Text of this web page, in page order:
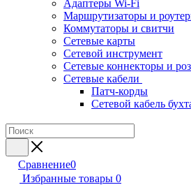
Адаптеры Wi-Fi
Маршрутизаторы и
Коммутаторы и свитчи
Сетевые карты
Сетевой инструмент
Сетевые коннекторы и
Сетевые кабели
Патч-корды
Сетевой кабель
Сравнение0
Избранные товары 0